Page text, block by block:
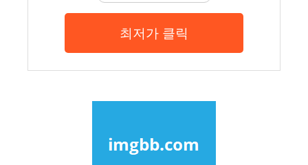
최저가 클릭